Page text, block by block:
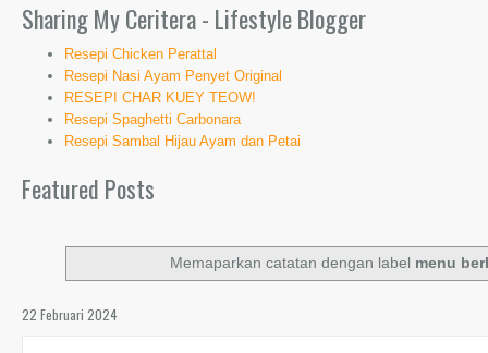
Sharing My Ceritera - Lifestyle Blogger
Resepi Chicken Perattal
Resepi Nasi Ayam Penyet Original
RESEPI CHAR KUEY TEOW!
Resepi Spaghetti Carbonara
Resepi Sambal Hijau Ayam dan Petai
Featured Posts
Memaparkan catatan dengan label menu
22 Februari 2024